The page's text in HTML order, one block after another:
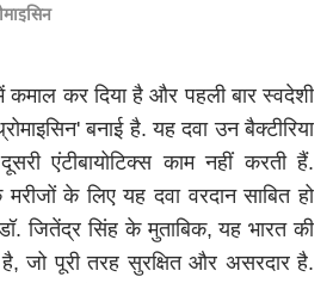
कर दिया है और पहली बार स्वदेशी
बनाई है. यह दवा उन बैक्टीरिया
एंटीबायोटिक्स काम नहीं करती हैं.
के लिए यह दवा वरदान साबित हो
जितेंद्र सिंह के मुताबिक, यह भारत की
है, जो पूरी तरह सुरक्षित और असरदार है.